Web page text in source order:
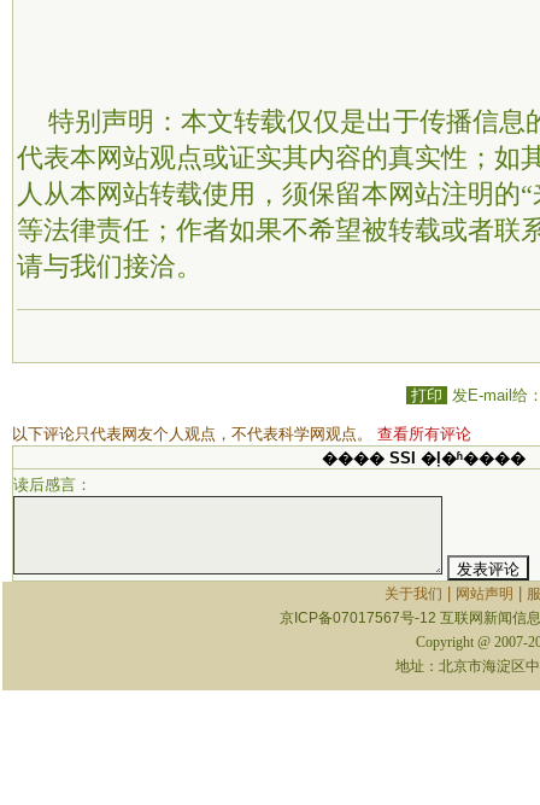
特别声明：本文转载仅仅是出于传播信息
代表本网站观点或证实其内容的真实性；如
人从本网站转载使用，须保留本网站注明的
等法律责任；作者如果不希望被转载或者联
请与我们接洽。
打印 发E-mail给
以下评论只代表网友个人观点，不代表科学网观点。 查看所有评论
���� SSI �ļ�ʱ����
读后感言：
关于我们 网站声明
京ICP备07017567号-12 互联网新闻信
Copyright @ 2007-
地址：北京市海淀区